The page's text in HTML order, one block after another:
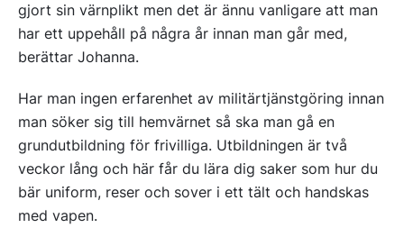
gjort sin värnplikt men det är ännu vanligare att man
har ett uppehåll på några år innan man går med,
berättar Johanna.
Har man ingen erfarenhet av militärtjänstgöring innan
man söker sig till hemvärnet så ska man gå en
grundutbildning för frivilliga. Utbildningen är två
veckor lång och här får du lära dig saker som hur du
bär uniform, reser och sover i ett tält och handskas
med vapen.